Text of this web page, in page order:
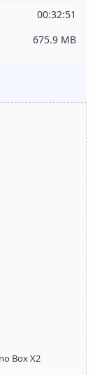
00:32:51
675.9 MB
Box X2